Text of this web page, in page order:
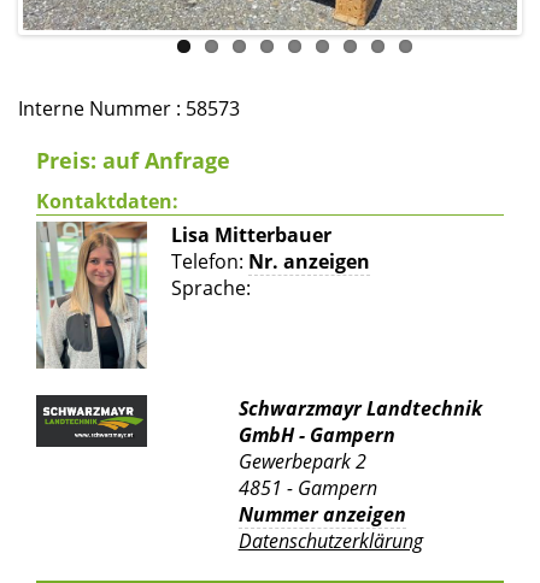
Interne Nummer : 58573
Preis: auf Anfrage
Kontaktdaten:
Lisa Mitterbauer
Telefon: Nr. anzeigen
Sprache:
Schwarzmayr Landtechnik
GmbH - Gampern
Gewerbepark 2
4851 - Gampern
Nummer anzeigen
Datenschutzerklärung